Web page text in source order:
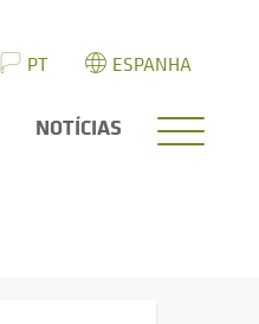
PT ESPANHA
NOTÍCIAS